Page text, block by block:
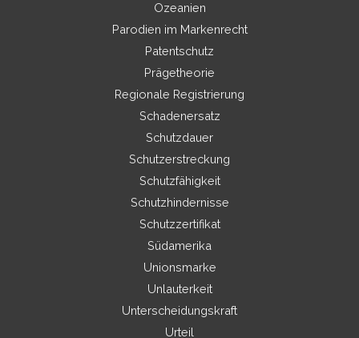
Ozeanien
Parodien im Markenrecht
Patentschutz
Prägetheorie
Regionale Registrierung
Schadenersatz
Schutzdauer
Schutzerstreckung
Schutzfähigkeit
Schutzhindernisse
Schutzzertifikat
Südamerika
Unionsmarke
Unlauterkeit
Unterscheidungskraft
Urteil